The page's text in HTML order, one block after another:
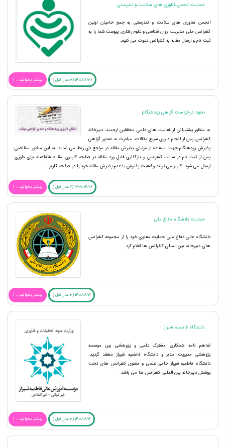
حمایت انجمن فناوری های سلامت و تندرستی
انجمن فناوری های سلامت و تندرستی به جمع حامیان اولین
کنفرانس ملی مدیریت، روان شناسی و علوم رفتاری پیوست.شما را به
ثبت نام و ارسال مقاله به کنفرانس دعوت می کنیم.
1400/06/28 (3 سال قبل ) بیشتر بخوانید ... !
نحوه درخواست گواهی زودهنگام
به منظور پشتیبانی از فعالیت های علمی محققین ارجمند، دبیرخانه
کنفرانس پس از انجام داوری سریع مقالات، مبادرت به صدور گواهی
پذیرش زودهنگام جهت استفاده از مزایای پذیرش مقاله در مراجع ذی ربط می نماید. به این منظور متقاضی
پس از ثبت نام در سایت کنفرانس و بارگذاری فایل ورد مقاله در صفحه کاربری، مقاله بلافاصله برای داوری
ارسال می شود. کاربر می تواند وضعیت پذیرش یا عدم پذیرش مقاله خود را در صفحه کاربر ...
1399/04/06 (6 سال قبل ) بیشتر بخوانید ... !
حمایت دانشگاه دفاع ملی
دانشگاه عالی دفاع ملی حمایت معنوی خود را از مجموعه کنفرانس
های دبیرخانه بین المللی کنفرانس ها اعلام کرد.
1400/06/16 (3 سال قبل ) بیشتر بخوانید ... !
دانشگاه فاطمیه شیراز
تفاهم نامه همکاری مشترک علمی و پژوهشی بین موسسه
پژوهشی مدیریت مدبر و دانشگاه فاطمیه شیراز منعقد گردید.
دانشگاه فاطمیه شیراز حامی علمی و معنوی کنفرانس های تحت
پوشش دبیرخانه بین المللی کنفرانس ها می باشد.
1400/06/16 (3 سال قبل ) بیشتر بخوانید ... !